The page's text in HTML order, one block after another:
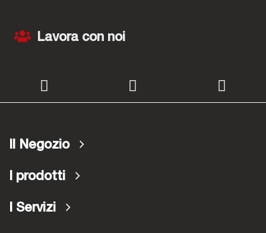
Lavora con noi
Il Negozio
I prodotti
I Servizi